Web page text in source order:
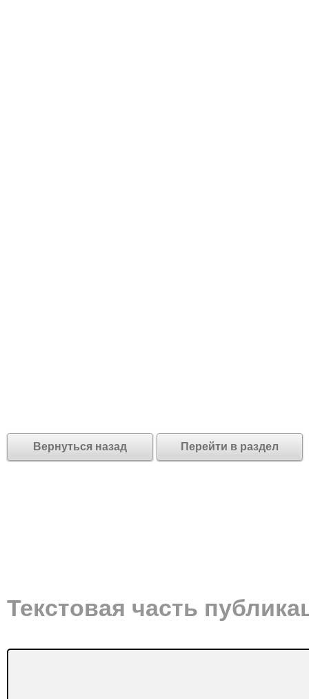
Вернуться назад Перейти в раздел
Текстовая часть